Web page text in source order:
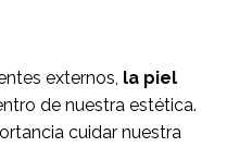
externos, la piel
de nuestra estética.
cuidar nuestra